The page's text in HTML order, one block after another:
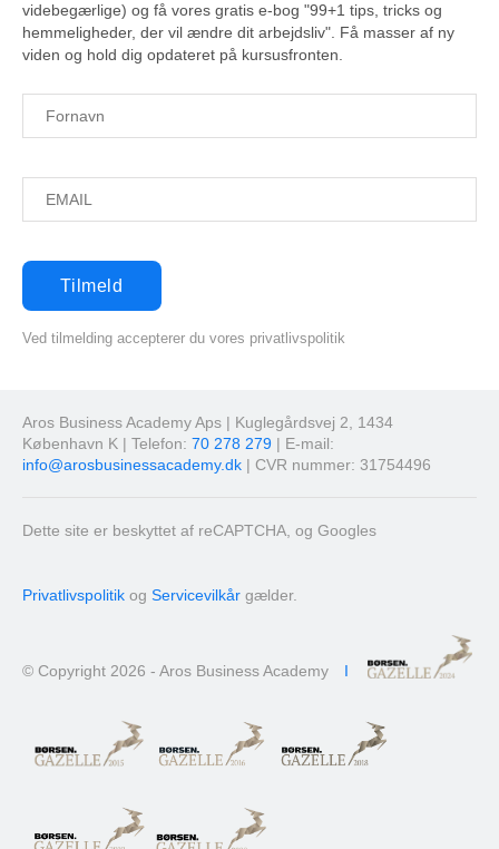
videbegærlige) og få vores gratis e-bog "99+1 tips, tricks og
hemmeligheder, der vil ændre dit arbejdsliv". Få masser af ny
viden og hold dig opdateret på kursusfronten.
Ved tilmelding accepterer du vores privatlivspolitik
Aros Business Academy Aps | Kuglegårdsvej 2, 1434
København K | Telefon: 70 278 279 | E-mail:
info@arosbusinessacademy.dk | CVR nummer: 31754496
Dette site er beskyttet af reCAPTCHA, og Googles
Privatlivspolitik og Servicevilkår gælder.
© Copyright 2026 - Aros Business Academy I